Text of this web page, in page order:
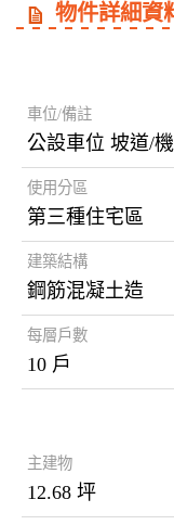
物件詳細資
車位/備註
公設車位 坡道/
使用分區
第三種住宅區
建築結構
鋼筋混凝土造
每層戶數
10 戶
主建物
12.68 坪